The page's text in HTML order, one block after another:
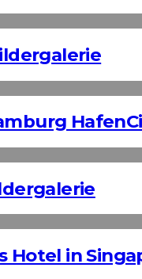
Hotel in